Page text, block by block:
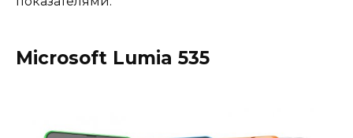
Microsoft Lumia 535